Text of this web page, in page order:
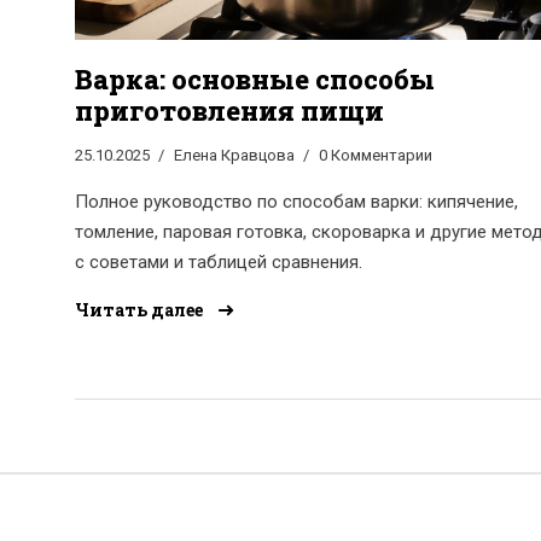
Варка: основные способы
приготовления пищи
25.10.2025 Елена Кравцова 0 Комментарии
Полное руководство по способам варки: кипячение,
томление, паровая готовка, скороварка и другие
с советами и таблицей сравнения.
Читать далее